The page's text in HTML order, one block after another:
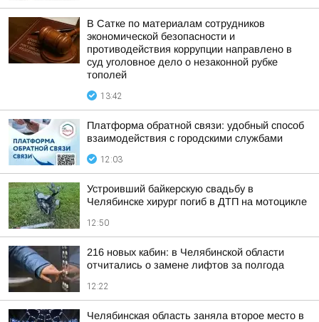
В Сатке по материалам сотрудников
экономической безопасности и
противодействия коррупции направлено в
суд уголовное дело о незаконной рубке
тополей
13:42
Платформа обратной связи: удобный способ
взаимодействия с городскими службами
12:03
Устроивший байкерскую свадьбу в
Челябинске хирург погиб в ДТП на мотоцикле
12:50
216 новых кабин: в Челябинской области
отчитались о замене лифтов за полгода
12:22
Челябинская область заняла второе место в